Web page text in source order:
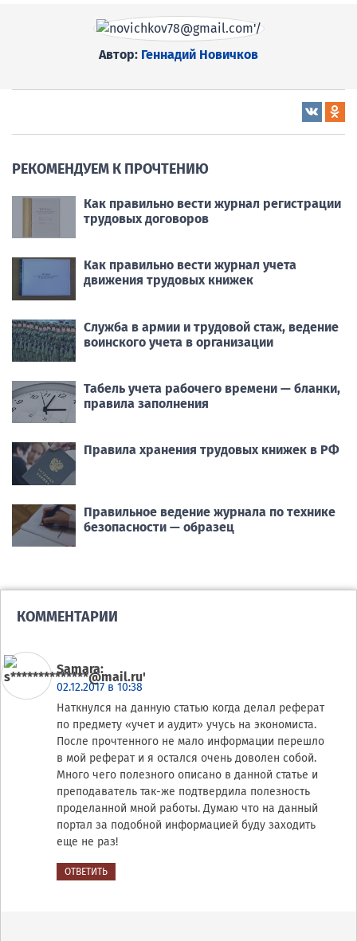
Автор: Геннадий Новичков
РЕКОМЕНДУЕМ К ПРОЧТЕНИЮ
Как правильно вести журнал регистрации
трудовых договоров
Как правильно вести журнал учета
движения трудовых книжек
Служба в армии и трудовой стаж, ведение
воинского учета в организации
Табель учета рабочего времени — бланки,
правила заполнения
Правила хранения трудовых книжек в РФ
Правильное ведение журнала по технике
безопасности — образец
КОММЕНТАРИИ
Samara:
02.12.2017 в 10:38
Наткнулся на данную статью когда делал реферат
по предмету «учет и аудит» учусь на экономиста.
После прочтенного не мало информации перешло
в мой реферат и я остался очень доволен собой.
Много чего полезного описано в данной статье и
преподаватель так-же подтвердила полезность
проделанной мной работы. Думаю что на данный
портал за подобной информацией буду заходить
еще не раз!
ОТВЕТИТЬ